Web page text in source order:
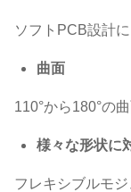
ソフトPCB設計
曲面
110°から180°の
様々な形状に
フレキシブルモ